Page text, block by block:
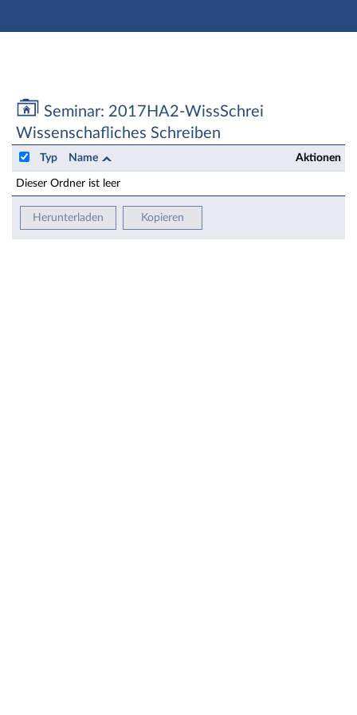
Hauptnavigation
Seminar: 2017HA2-WissSchrei Wissenschafliches
Seminar: 2017HA2-WissSchrei
Wissenschafliches Schreiben
Typ Name Aktionen
Dieser Ordner ist leer
Herunterladen Kopieren